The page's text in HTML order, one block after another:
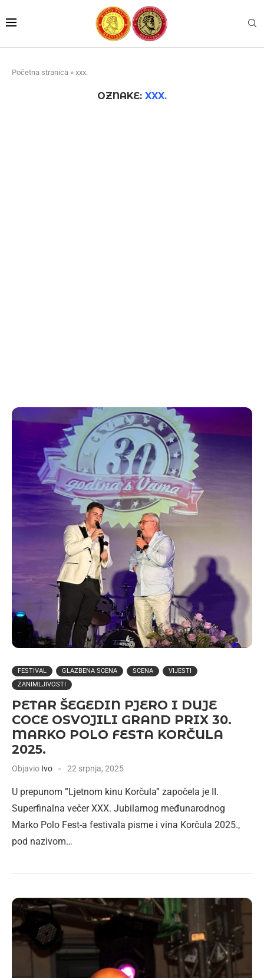
Početna stranica » xxx.
OZNAKE: XXX.
FESTIVAL GLAZBENA SCENA SCENA
VIJESTI
ZANIMLJIVOSTI
PETAR ŠEGEDIN PJERO I DUJE
COCE OSVOJILI GRAND PRIX 30.
MARKO POLO FESTA KORČULA
2025.
Objavio Ivo 22 srpnja, 2025
U prepunom ”Ljetnom kinu Korčula” započela je II.
Superfinalna večer XXX. Jubilarnog međunarodnog
Marko Polo Fest-a festivala pisme i vina Korčula 2025.,
pod nazivom…